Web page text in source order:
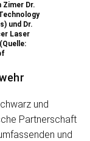
Zimer Dr.
und Dr.
Laser
und
Partnerschaft
und